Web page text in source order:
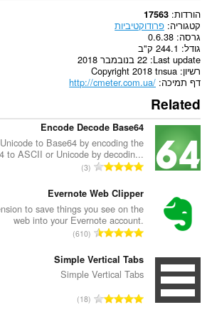
הורדות 17563
קטגוריה פרודוקטיביות
גרסה 0.6.38
גודל 244.1 ק"ב
Last update 22 בנובמבר 2018
רשיון Copyright 2018 tnsua
דף תמיכה http://cmeter.com.ua/
Related
Encode Decode Base64
to Base64 by encoding the
to ASCII or Unicode by decodin...
מ
פ
ר
ד
י
ו
ג
י
ם
3
Evernote Web Clipper
to save things you see on the
web into your Evernote account.
מ
פ
ר
י
610
Simple Vertical Tabs
Simple Vertical Tabs
מ18